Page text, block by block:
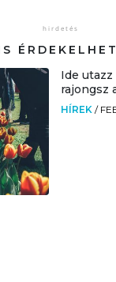
ÉRDEKELHET
Ide utazz
rajongsz
HÍREK /